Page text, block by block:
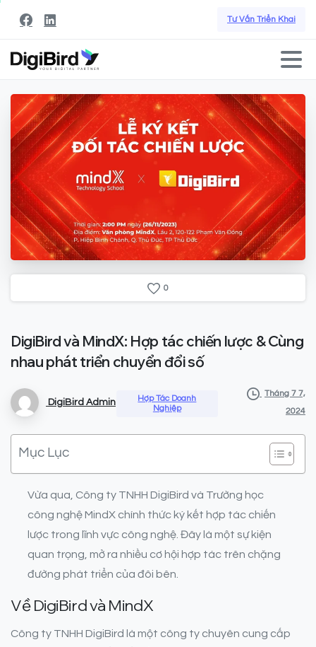
Tư Vấn Triển Khai
0
DigiBirdvà MindX: Hợp tácchiến lược &Cùng
nhaupháttriển chuyển đổisố
DigiBird Admin
Hợp Tác Doanh
Nghiệp
Tháng 7 7,
2024
Mục Lục
Vừa qua, Công ty TNHH DigiBird và Trường học
công nghệ MindX chính thức ký kết hợp tác chiến
lược trong lĩnh vực công nghệ. Đây là một sự kiện
quan trọng, mở ra nhiều cơ hội hợp tác trên chặng
đường phát triển của đôi bên.
Về DigiBird và MindX
Công ty TNHH DigiBird là một công ty chuyên cung cấp